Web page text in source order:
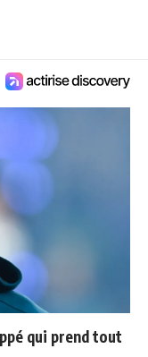
qui prend tout